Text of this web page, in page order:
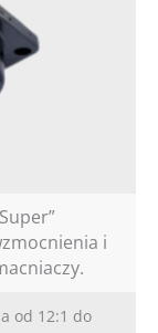
i
od 12:1 do